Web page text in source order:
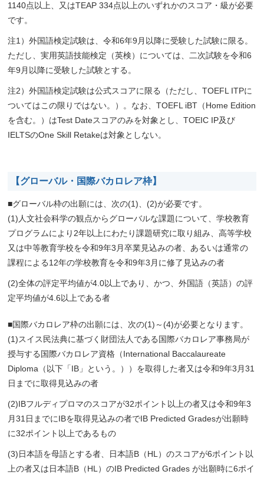
1140点以上、又はTEAP 334点以上のいずれかのスコア・級が必要
です。
注1）外国語検定試験は、令和6年9月以降に受験した試験に限る。
ただし、実用英語技能検定（英検）については、二次試験を令和6
年9月以降に受験した試験とする。
注2）外国語検定試験は公式スコアに限る（ただし、TOEFL ITPに
ついてはこの限りではない。）。なお、TOEFL iBT（Home Edition
を含む。）はTest Dateスコアのみを対象とし、TOEIC IP及び
IELTSのOne Skill Retakeは対象としない。
【グローバル・国際バカロレア枠】
■グローバル枠の出願には、次の(1)、(2)が必要です。
(1)人文社会科学の観点からグローバルな課題について、学校教育
プログラムにより2年以上にわたり課題研究に取り組み、高等学校
又は中等教育学校を令和9年3月卒業見込みの者、あるいは通常の
課程による12年の学校教育を令和9年3月に修了見込みの者
(2)全体の評定平均値が4.0以上であり、かつ、外国語（英語）の評
定平均値が4.6以上である者
■国際バカロレア枠の出願には、次の(1)～(4)が必要となります。
(1)スイス民法典に基づく財団法人である国際バカロレア事務局が
授与する国際バカロレア資格（International Baccalaureate
Diploma（以下「IB」という。））を取得した者又は令和9年3月31
日までに取得見込みの者
(2)IBフルディプロマのスコアが32ポイント以上の者又は令和9年3
月31日までにIBを取得見込みの者でIB Predicted Gradesが出願時
に32ポイント以上であるもの
(3)日本語を母語とする者、日本語B（HL）のスコアが6ポイント以
上の者又は日本語B（HL）のIB Predicted Grades が出願時に6ポイ